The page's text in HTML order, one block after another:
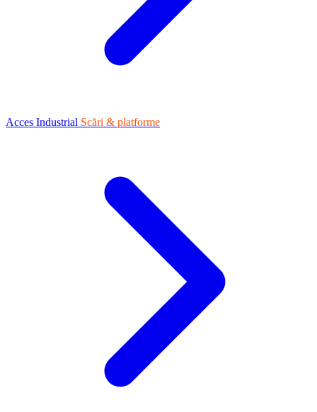
Acces Industrial Scări & platforme